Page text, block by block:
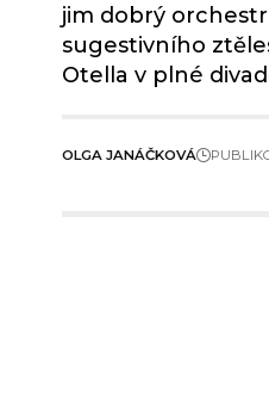
jim dobrý
sugestivního
Otella v plné
OLGA JANÁČKOVÁ